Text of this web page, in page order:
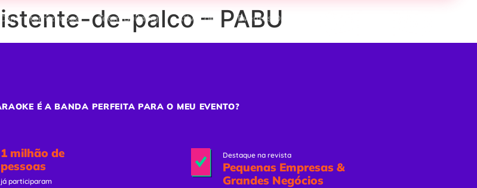
Confraternizações Team Building Ativações Eventos Online
de-palco – PABU
É A BANDA PERFEITA PARA O MEU EVENTO?
1 milhão de
pessoas
já participaram
Destaque na revista
Pequenas Empresas &
Grandes Negócios